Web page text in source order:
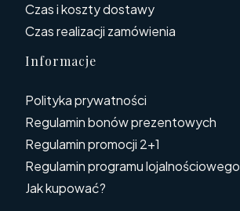
Czas i koszty dostawy
Czas realizacji zamówienia
Informacje
Polityka prywatności
Regulamin bonów prezentowych
Regulamin promocji 2+1
Regulamin programu lojalnościowego
Jak kupować?